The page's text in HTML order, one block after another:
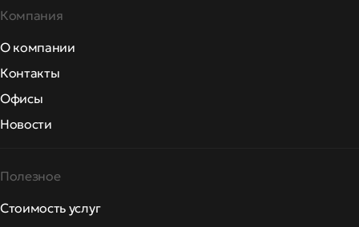
Компания
О компании
Контакты
Офисы
Новости
Полезное
Стоимость услуг